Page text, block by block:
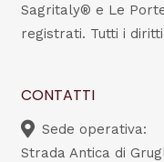
Sagritaly® e Le
registrati. Tutti i
CONTATTI
Sede operativa:
Strada Antica di